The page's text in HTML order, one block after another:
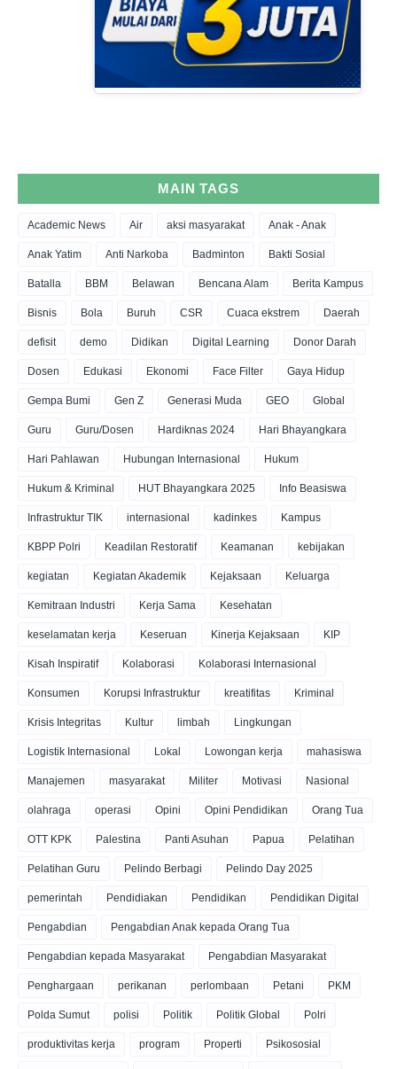
MAIN TAGS
Academic News Air aksi masyarakat Anak - Anak
Anak Yatim Anti Narkoba Badminton Bakti Sosial
Batalla BBM Belawan Bencana Alam Berita Kampus
Bisnis Bola Buruh CSR Cuaca ekstrem Daerah
defisit demo Didikan Digital Learning Donor Darah
Dosen Edukasi Ekonomi Face Filter Gaya Hidup
Gempa Bumi Gen Z Generasi Muda GEO Global
Guru Guru/Dosen Hardiknas 2024 Hari Bhayangkara
Hari Pahlawan Hubungan Internasional Hukum
Hukum & Kriminal HUT Bhayangkara 2025 Info Beasiswa
Infrastruktur TIK internasional kadinkes Kampus
KBPP Polri Keadilan Restoratif Keamanan kebijakan
kegiatan Kegiatan Akademik Kejaksaan Keluarga
Kemitraan Industri Kerja Sama Kesehatan
keselamatan kerja Keseruan Kinerja Kejaksaan KIP
Kisah Inspiratif Kolaborasi Kolaborasi Internasional
Konsumen Korupsi Infrastruktur kreatifitas Kriminal
Krisis Integritas Kultur limbah Lingkungan
Logistik Internasional Lokal Lowongan kerja mahasiswa
Manajemen masyarakat Militer Motivasi Nasional
olahraga operasi Opini Opini Pendidikan Orang Tua
OTT KPK Palestina Panti Asuhan Papua Pelatihan
Pelatihan Guru Pelindo Berbagi Pelindo Day 2025
pemerintah Pendidiakan Pendidikan Pendidikan Digital
Pengabdian Pengabdian Anak kepada Orang Tua
Pengabdian kepada Masyarakat Pengabdian Masyarakat
Penghargaan perikanan perlombaan Petani PKM
Polda Sumut polisi Politik Politik Global Polri
produktivitas kerja program Properti Psikososial